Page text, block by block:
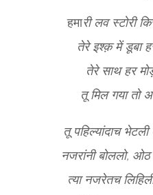
हमारी लव स्टोरी
तेरे इश्क़ में डूबा
तेरे साथ हर
तू मिल गया तो
तू पहिल्यांदाच भेटली
नजरांनी बोललो, ओठ
त्या नजरेतच